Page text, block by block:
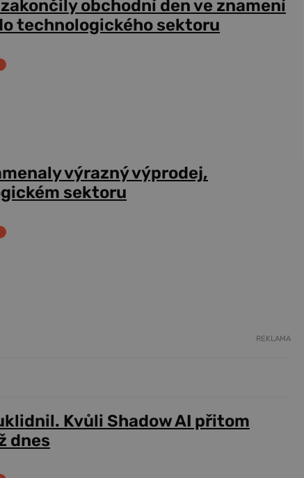
obchodní den ve znamení
technologického sektoru
výrazný výprodej,
sektoru
REKLAMA
Kvůli Shadow AI přitom
dnes